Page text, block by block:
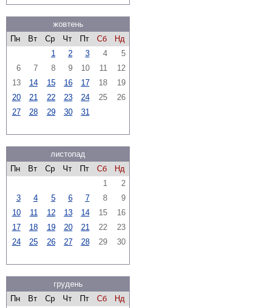
жовтень
Пн
Вт Ср Чт Пт Сб
Нд
1
2 3 4
5
6
7 8 9 10 11
12
13
14 15 16 17 18
19
20
21 22 23 24 25
26
27
28 29 30 31
листопад
Пн
Вт Ср Чт Пт Сб
Нд
1
2
3
4 5 6 7 8
9
10
11 12 13 14 15
16
17
18 19 20 21 22
23
24
25 26 27 28 29 30
грудень
Пн
Вт Ср Чт Пт Сб
Нд